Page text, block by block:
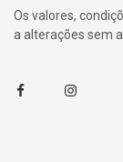
Os valores,
a alterações sem
FacebookInstagram